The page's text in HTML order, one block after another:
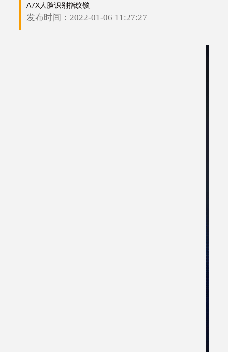
A7X人脸识别指纹锁
发布时间：2022-01-06 11:27:27